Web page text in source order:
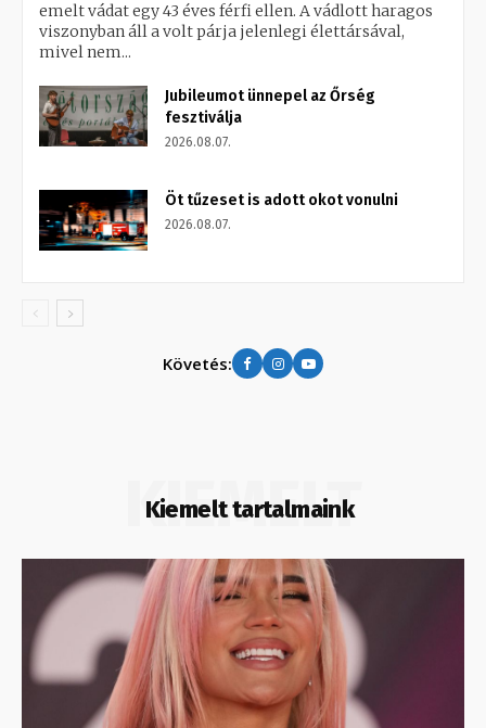
emelt vádat egy 43 éves férfi ellen. A vádlott haragos
viszonyban áll a volt párja jelenlegi élettársával,
mivel nem...
Jubileumot ünnepel az Őrség
fesztiválja
2026.08.07.
Öt tűzeset is adott okot vonulni
2026.08.07.
Követés:
Kiemelt tartalmaink
KIEMELT